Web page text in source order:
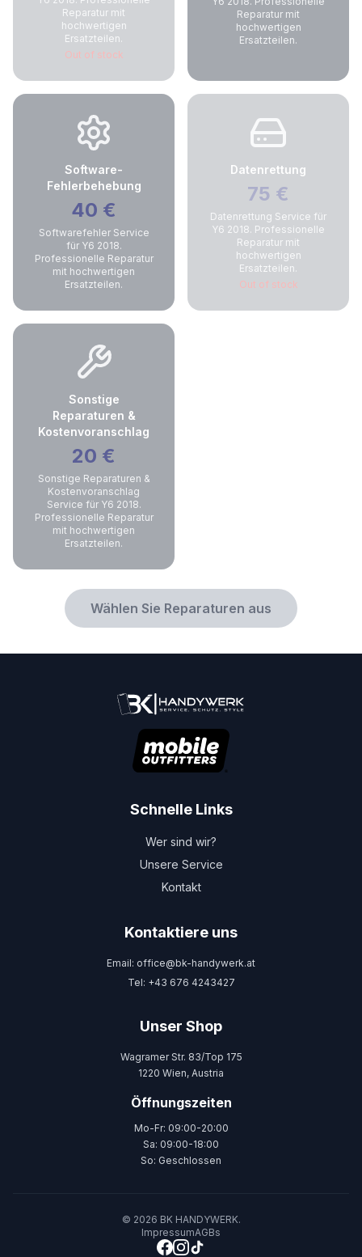
Reparatur mit
hochwertigen
Ersatzteilen.
Out of stock
Reparatur mit
hochwertigen
Ersatzteilen.
Software-
Fehlerbehebung
40 €
Softwarefehler Service
für Y6 2018.
Professionelle Reparatur
mit hochwertigen
Ersatzteilen.
Datenrettung
75 €
Datenrettung Service für
Y6 2018. Professionelle
Reparatur mit
hochwertigen
Ersatzteilen.
Out of stock
Sonstige
Reparaturen &
Kostenvoranschlag
20 €
Sonstige Reparaturen &
Kostenvoranschlag
Service für Y6 2018.
Professionelle Reparatur
mit hochwertigen
Ersatzteilen.
Wählen Sie Reparaturen aus
Schnelle Links
Wer sind wir?
Unsere Service
Kontakt
Kontaktiere uns
Email: office@bk-handywerk.at
Tel: +43 676 4243427
Unser Shop
Wagramer Str. 83/Top 175
1220 Wien, Austria
Öffnungszeiten
Mo-Fr: 09:00-20:00
Sa: 09:00-18:00
So: Geschlossen
© 2026 BK HANDYWERK.
ImpressumAGBs